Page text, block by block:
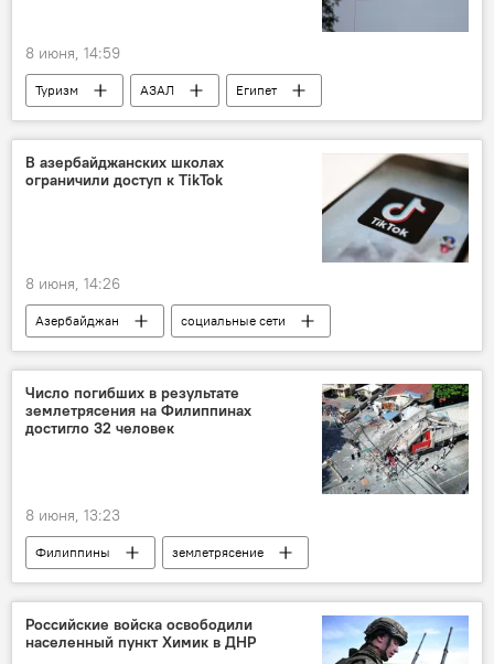
8 июня, 14:59
Туризм АЗАЛ
Египет
Азербайджан
В азербайджанских школах
ограничили доступ к TikTok
8 июня, 14:26
Азербайджан
социальные сети
Несовершенолетние
Дети
Школы
TikTok
Число погибших в результате
землетрясения на Филиппинах
достигло 32 человек
8 июня, 13:23
Филиппины землетрясение
Российские войска освободили
населенный пункт Химик в ДНР